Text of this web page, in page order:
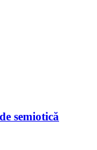
semiotică